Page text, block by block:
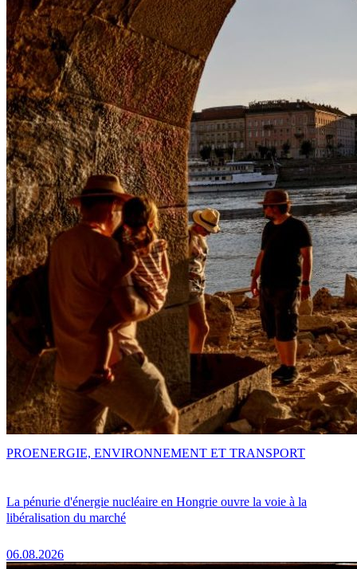
La pénurie d'énergie nucléaire en Hongrie ouvre la voie à la
libéralisation du marché
06.08.2026
PROENERGIE, ENVIRONNEMENT ET TRANSPORT